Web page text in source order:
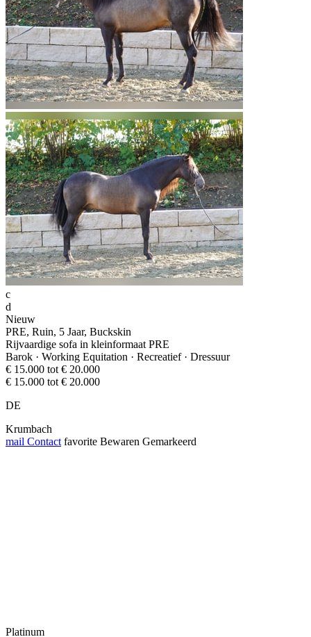
c
d
Nieuw
PRE, Ruin, 5 Jaar, Buckskin
Rijvaardige sofa in kleinformaat PRE
Barok · Working Equitation · Recreatief · Dressuur
€ 15.000 tot € 20.000
€ 15.000 tot € 20.000
DE
Krumbach
mail Contact favorite Bewaren Gemarkeerd
Platinum